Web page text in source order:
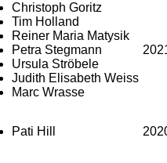
Christoph Goritz
Tim Holland
Reiner Maria Matysik
Petra Stegmann
Ursula Ströbele
Judith Elisabeth Weiss
Marc Wrasse
Pati Hill